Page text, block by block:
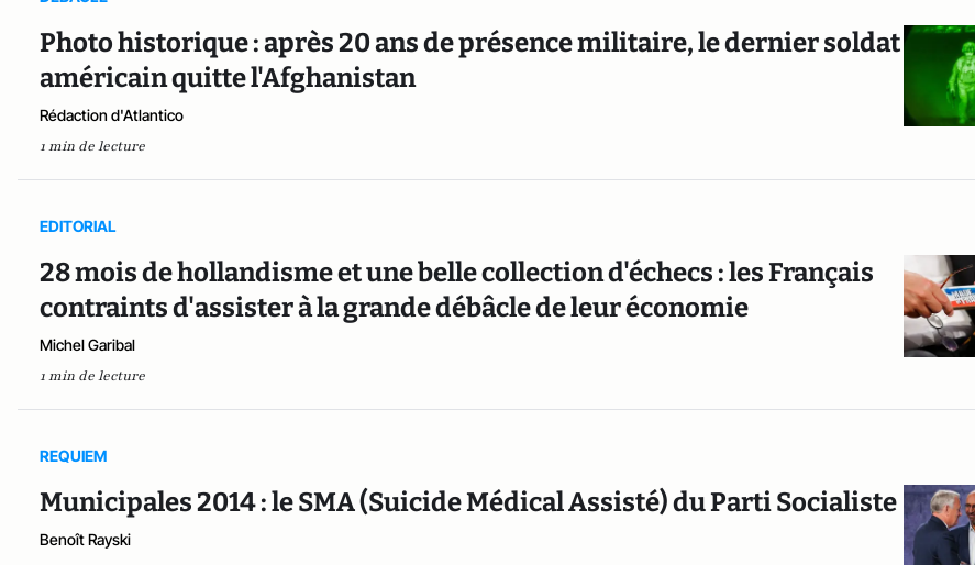
Photo historique : après 20 ans de présence militaire, le dernier soldat
américain quitte l'Afghanistan
Rédaction d'Atlantico
1 min de lecture
EDITORIAL
28 mois de hollandisme et une belle collection d'échecs : les Français
contraints d'assister à la grande débâcle de leur économie
Michel Garibal
1 min de lecture
REQUIEM
Municipales 2014 : le SMA (Suicide Médical Assisté) du Parti Socialiste
Benoît Rayski